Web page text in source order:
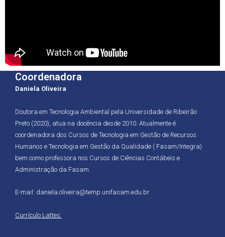
Coordenadora
Daniela Oliveira
Doutora em Tecnologia Ambiental pela Universidade de Ribeirão
Preto (2020), atua na docência desde 2010. Atualmente é
coordenadora dos Cursos de Tecnologia em Gestão de Recursos
Humanos e Tecnologia em Gestão da Qualidade ( Fasam/Integra)
bem como professora nos Cursos de Ciências Contábeis e
Administração da Fasam.
E-mail: daniela.oliveira@temp.unifasam.edu.br
Currículo Lattes.